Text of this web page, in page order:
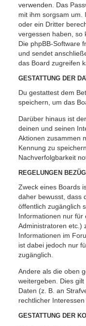
verwenden. Das
mit ihm sorgsam um.
oder ein Dritter
vergessen haben, so
Die phpBB-Software
und sendet
das Board zugreifen
GESTATTUNG DER
Du gestattest dem
speichern, um das
Darüber hinaus ist
deinen und seinen
Aktionen zusammen
Kennung zu
Nachverfolgbarkeit
REGELUNGEN
Zweck eines Boards
daher bewusst, dass
öffentlich zugänglich
Informationen nur für
Administratoren etc.)
Informationen im
ist dabei jedoch nur
zugänglich.
Andere als die oben
weitergeben. Dies
Daten (z. B. an
rechtlicher Interessen
GESTATTUNG DER